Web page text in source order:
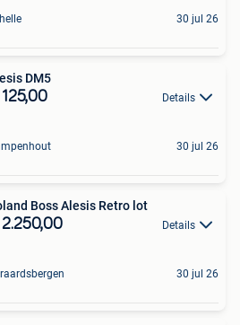
30 jul 26
DM5
Details
30 jul 26
Boss Alesis Retro lot
Details
30 jul 26